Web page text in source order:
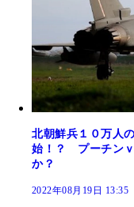
北朝鮮兵１０万人
始！？ プーチンｖ
か？
2022年08月19日 13:35